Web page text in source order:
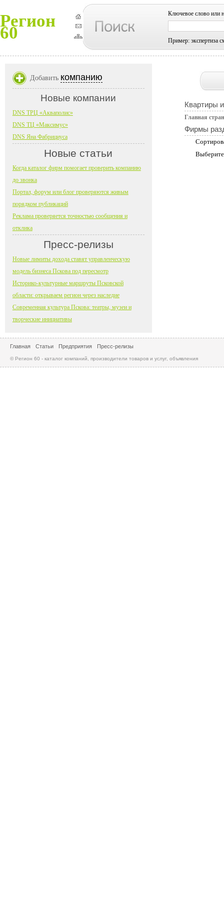
Регион
60
Ключевое слово или
Пример: экспертиза
Квартиры
Главная
Фирмы
Добавить компанию
Новые компании
DNS ТРЦ «Акваполис»
DNS ТЦ «Максимус»
DNS Яна Фабрициуса
Новые статьи
Когда каталог фирм помогает проверить компанию
до звонка
Портал, форум или блог проверяются живым
порядком публикаций
Реклама проверяется точностью сообщения и
отклика
Пресс-релизы
Новые лимиты дохода ставят управленческую
модель бизнеса Пскова под пересмотр
Историко-культурные маршруты Псковской
области: открываем регион через наследие
Современная культура Пскова: театры, музеи и
творческие инициативы
Главная Статьи Предприятия Пресс-релизы
© Регион 60 - каталог компаний, производители товаров и услуг, объявления